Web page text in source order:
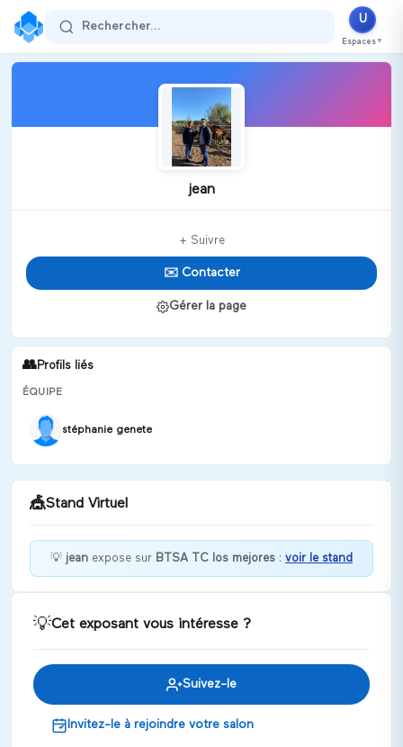
Rechercher...
U
Espaces ▼
jean
+ Suivre
✉️ Contacter
Gérer la page
👥Profils liés
ÉQUIPE
stéphanie genete
🎪Stand Virtuel
Discuter
💡 jean expose sur BTSA TC los mejores : voir le stand
💡Cet exposant vous intéresse ?
Suivez-le
Invitez-le à rejoindre votre salon